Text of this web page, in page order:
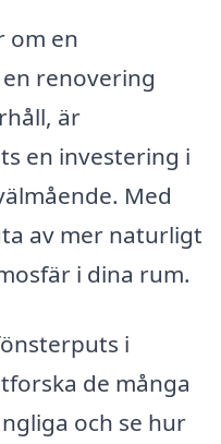
om en
renovering
är
en investering i
Med
av mer naturligt
i dina rum.
i
de många
och se hur